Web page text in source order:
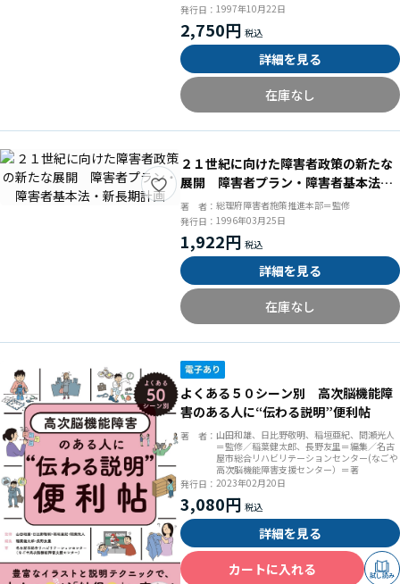
発行日： 1997年10月22日
2,750円
詳細を見る
在庫なし
２１世紀に向けた障害者政策の新たな
展開 障害者プラン・障害者基本法・
新長期計画
著 者： 総理府障害者施策推進本部＝監修
発行日： 1996年03月25日
1,922円
詳細を見る
在庫なし
よくある５０シーン別 高次脳機能障
害のある人に“伝わる説明”便利帖
著 者： 山田和雄、日比野敬明、稲垣亜紀、間瀬光人
＝監修／稲葉健太郎、長野友里＝編集／名古
屋市総合リハビリテーションセンター(なごや
高次脳機能障害支援センター）＝著
発行日： 2023年02月20日
3,080円
詳細を見る
カートに入れる
試し読み